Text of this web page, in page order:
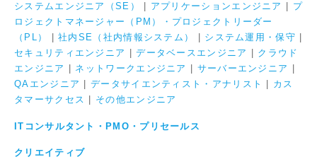
システムエンジニア（SE）
アプリケーションエンジニア
プ
ロジェクトマネージャー（PM）・プロジェクトリーダー
（PL）
|社内SE（社内情報システム） システム運用・保守
セキュリティエンジニア
|データベースエンジニア
クラウド
エンジニア
ネットワークエンジニア サーバーエンジニア
QAエンジニア
|データサイエンティスト・アナリスト
カス
タマーサクセス
その他エンジニア
ITコンサルタント・PMO・プリセールス
クリエイティブ